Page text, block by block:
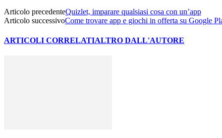
Articolo precedenteQuizlet, imparare qualsiasi cosa con un’app
Articolo successivoCome trovare app e giochi in offerta su Google
ARTICOLI CORRELATIALTRO DALL'AUTORE